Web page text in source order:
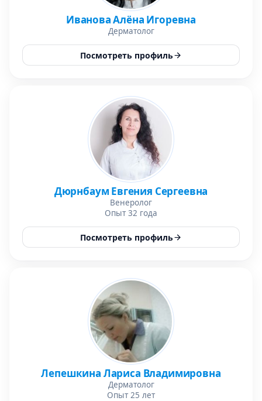
Иванова Алёна Игоревна
Дерматолог
Посмотреть профиль
Дюрнбаум Евгения Сергеевна
Венеролог
Опыт 32 года
Посмотреть профиль
Лепешкина Лариса Владимировна
Дерматолог
Опыт 25 лет